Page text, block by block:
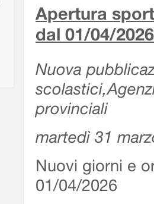
Apertura
dal 01/04/2026
Nuova
provinciali
martedì 31
Nuovi giorni e
01/04/2026